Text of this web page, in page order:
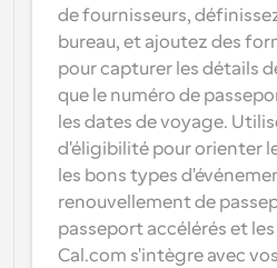
de fournisseurs,
bureau, et ajoutez des
pour capturer les détails
que le numéro de
les dates de voyage.
d'éligibilité pour orienter
les bons types
renouvellement de
passeport accélérés et
Cal.com s'intègre avec